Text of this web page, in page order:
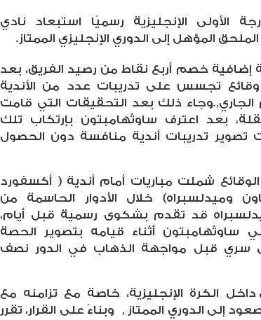
الأولى الإنجليزية رسميًا استبعاد نادي
المؤهل إلى الدوري الإنجليزي الممتاز.
إضافية خصم أربع نقاط من رصيد الفريق، بعد
تجسس على تدريبات عدد من الأندية
.وجاء ذلك بعد التحقيقات التي قامت
بعد اعترف ساوثهامبتون بإرتكاب تلك
تصوير تدريبات أندية منافسة دون الحصول
الوقائع شملت مباريات أمام أندية ( أكسفورد
وميدلسبراه) خلال الأدوار الحاسمة من
قد تقدم بشكوى رسمية قبل أيام،
أثناء قيامه بتصوير الحصة
سري قبل مواجهة الذهاب في الدور نصف
داخل الكرة الإنجليزية، خاصة مع تزامنه مع
إلى الدوري الممتاز ,
وبناءً على القرار، تقرر